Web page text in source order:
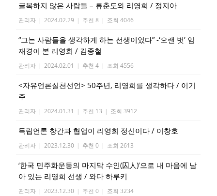
굴복하지 않은 사람들 – 류춘도와 리영희 / 정지아
관리자 | 2024.02.29 | 추천 8 | 조회 4046
“그는 사람들을 생각하게 하는 선생이었다” -‘오랜 벗’ 임
재경이 본 리영희 / 김종철
관리자 | 2024.02.01 | 추천 4 | 조회 4556
<자유언론실천선언> 50주년, 리영희를 생각하다 / 이기
주
관리자 | 2024.01.31 | 추천 13 | 조회 3912
독립언론 창간과 협업이 리영희 정신이다 / 이창호
관리자 | 2023.12.30 | 추천 0 | 조회 2613
‘한국 민주화운동의 마지막 수인(囚人)’으로 내 마음에 남
아 있는 리영희 선생 / 와다 하루키
관리자 | 2023.12.30 | 추천 0 | 조회 3234